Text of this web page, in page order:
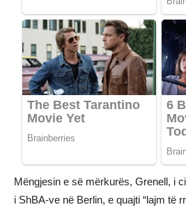
Mëngjesin e së mërkurës, Grenell, i
i ShBA-ve në Berlin, e quajti “lajm të